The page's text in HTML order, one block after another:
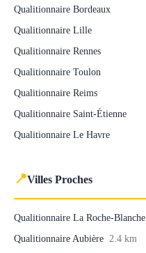
Qualitionnaire Bordeaux
Qualitionnaire Lille
Qualitionnaire Rennes
Qualitionnaire Toulon
Qualitionnaire Reims
Qualitionnaire Saint-Étienne
Qualitionnaire Le Havre
📍Villes Proches
Qualitionnaire La Roche-Blanche
Qualitionnaire Aubière 2.4 km